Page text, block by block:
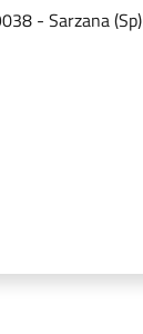
- Sarzana (Sp)